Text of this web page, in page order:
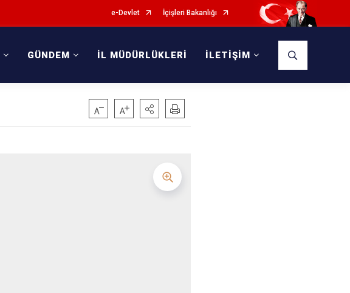
e-Devlet İçişleri Bakanlığı
GÜNDEM İL MÜDÜRLÜKLERİ İLETİŞİM